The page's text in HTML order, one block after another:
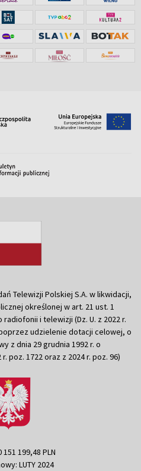
Telewizji Polskiej S.A. w likwidacji,
określonej w art. 21 ust. 1
i telewizji (Dz. U. z 2022 r.
udzielenie dotacji celowej, o
z dnia 29 grudnia 1992 r. o
poz. 1722 oraz z 2024 r. poz. 96)
199,48 PLN
LUTY 2024